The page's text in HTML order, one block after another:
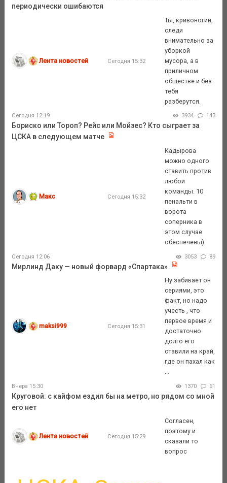
периодически ошибаются
Лента новостей Сегодня 15:32
Ты, кривоногий,
следи
внимательно за
уборкой
мусора, а в
приличном
обществе и без
тебя
разберутся.
Сегодня 12:19 3934 143
Бориско или Тороп? Рейс или Мойзес? Кто сыграет за
ЦСКА в следующем матче
Макс Сегодня 15:32
Кадырова
можно одного
ставить против
любой
команды. 10
пенальти в
ворота
соперника в
этом случае
обеспечены)
Сегодня 12:06 3053 89
Мирлинд Даку — новый форвард «Спартака»
maksi999 Сегодня 15:31
Ну забивает он
сериями, это
факт, но надо
учесть , что
первое время и
достаточно
долго его
ставили на край,
где он пахал как
Вчера 15:30 1370 61
Круговой: с кайфом ездил бы на метро, но рядом со мной
его нет
Лента новостей Сегодня 15:29
Согласен,
поэтому и
сказали то
вопрос